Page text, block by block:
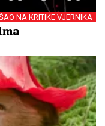
NA KRITIKE VJERNIKA